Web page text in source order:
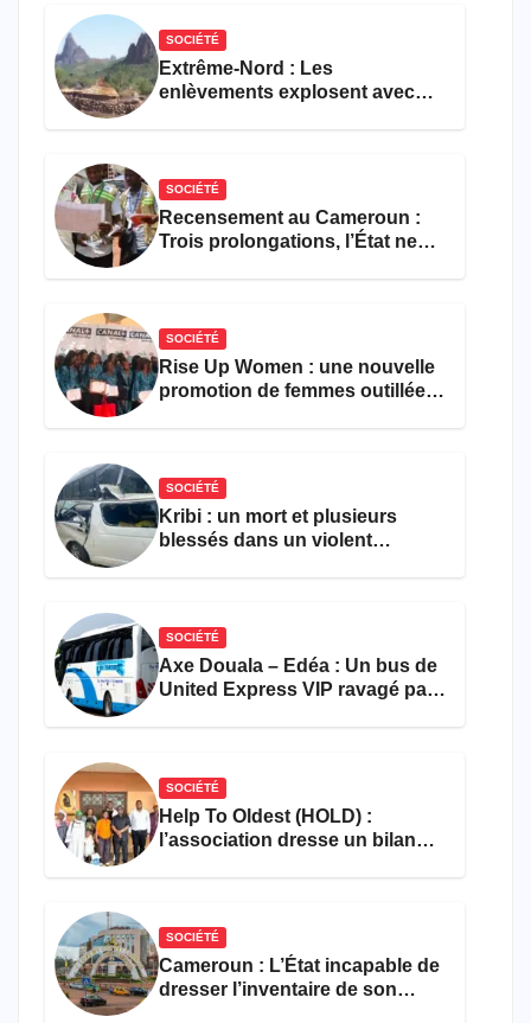
SOCIÉTÉ
Extrême-Nord : Les
enlèvements explosent avec
SOCIÉTÉ
Recensement au Cameroun :
Trois prolongations, l’État ne
SOCIÉTÉ
Rise Up Women : une nouvelle
promotion de femmes outillées
SOCIÉTÉ
Kribi : un mort et plusieurs
blessés dans un violent
SOCIÉTÉ
Axe Douala – Edéa : Un bus de
United Express VIP ravagé par
SOCIÉTÉ
Help To Oldest (HOLD) :
l’association dresse un bilan
SOCIÉTÉ
Cameroun : L’État incapable de
dresser l’inventaire de son